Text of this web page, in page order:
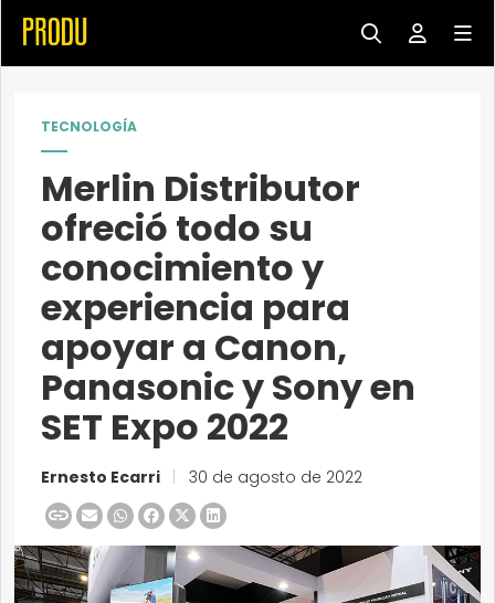
TECNOLOGÍA
Merlin Distributor
ofreció todo su
conocimiento y
experiencia para
apoyar a Canon,
Panasonic y Sony en
SET Expo 2022
Ernesto Ecarri 30 de agosto de 2022